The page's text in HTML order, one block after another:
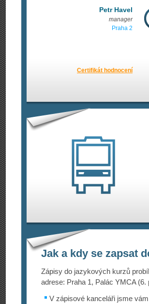
Petr Havel
manager
Praha 2
Certifikát hodnocení
Jak a kdy se zapsat
Zápisy do jazykových kurzů
adrese: Praha 1, Palác YMCA
V zápisové kanceláři jsme